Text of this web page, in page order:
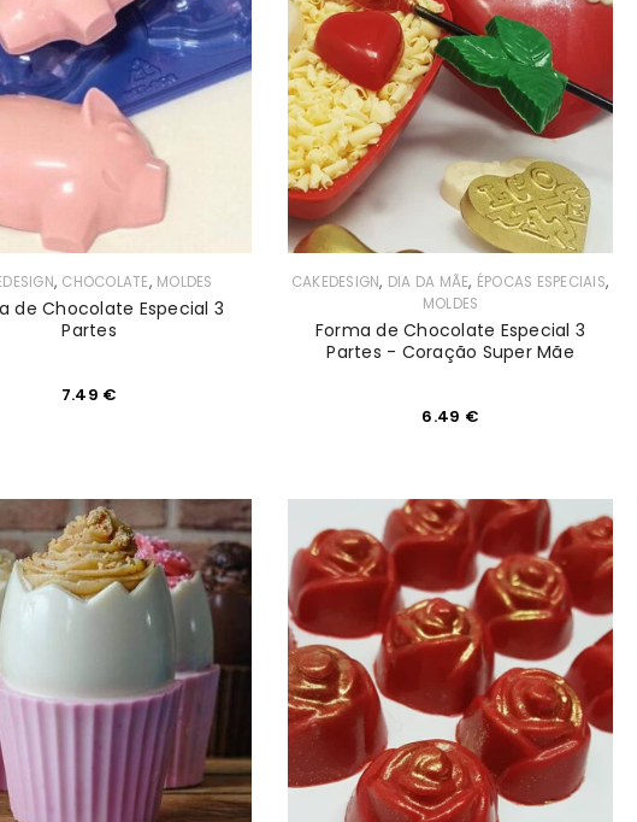
sessão
REGISTAR NOVA CONTA
Endereço de email*
A ligação para definir uma nova senha
seu endereço de email.
REGISTAR NOVA CONTA
, CHOCOLATE, MOLDES
de Chocolate Especial 3
Partes
7.49 €
CAKEDESIGN, DIA DA MÃE, ÉPOCAS ESPECIAIS,
MOLDES
Forma de Chocolate Especial 3
Partes - Coração Super Mãe
6.49 €